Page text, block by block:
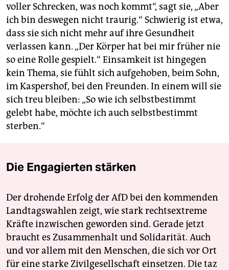
voller Schrecken, was noch kommt“, sagt sie, „Aber
ich bin deswegen nicht traurig.“ Schwierig ist etwa,
dass sie sich nicht mehr auf ihre Gesundheit
verlassen kann. „Der Körper hat bei mir früher nie
so eine Rolle gespielt.“ Einsamkeit ist hingegen
kein Thema, sie fühlt sich aufgehoben, beim Sohn,
im Kaspershof, bei den Freunden. In einem will sie
sich treu bleiben: „So wie ich selbstbestimmt
gelebt habe, möchte ich auch selbstbestimmt
sterben.“
Die Engagierten stärken
Der drohende Erfolg der AfD bei den kommenden
Landtagswahlen zeigt, wie stark rechtsextreme
Kräfte inzwischen geworden sind. Gerade jetzt
braucht es Zusammenhalt und Solidarität. Auch
und vor allem mit den Menschen, die sich vor Ort
für eine starke Zivilgesellschaft einsetzen. Die taz